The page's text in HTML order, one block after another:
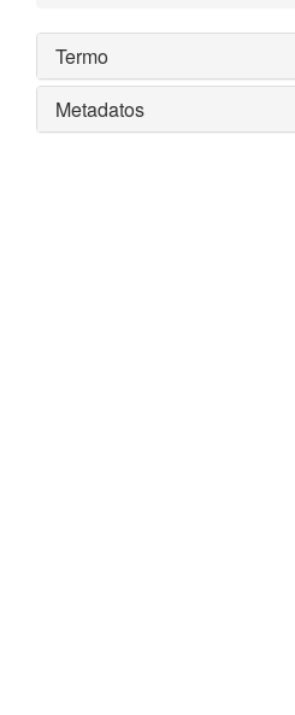
Termo
Metadatos